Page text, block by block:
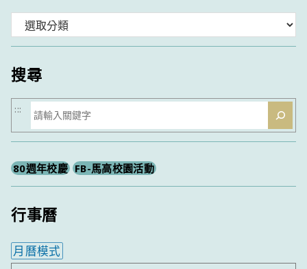
類
搜尋
搜
尋
:::
80週年校慶 FB-馬高校園活動
行事曆
月曆模式